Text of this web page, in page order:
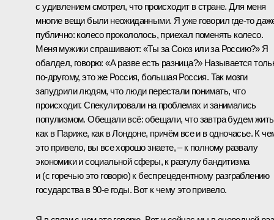
с удивлением смотрел, что происходит в стране. Для меня
многие вещи были неожиданными. Я уже говорил где‑то
публично: колесо прокололось, приехал поменять колесо.
Меня мужики спрашивают: «Ты за Союз или за Россию?» Я
обалдел, говорю: «А разве есть разница?» Называется
по‑другому, это же Россия, большая Россия. Так мозги
запудрили людям, что люди перестали понимать, что
происходит. Спекулировали на проблемах и занимались
популизмом. Обещали всё: обещали, что завтра будем
как в Париже, как в Лондоне, причём все и в одночасье. К
это привело, вы все хорошо знаете, – к полному развалу
экономики и социальной сферы, к разгулу бандитизма
и (с горечью это говорю) к беспрецедентному разграблению
государства в 90-е годы. Вот к чему это привело.